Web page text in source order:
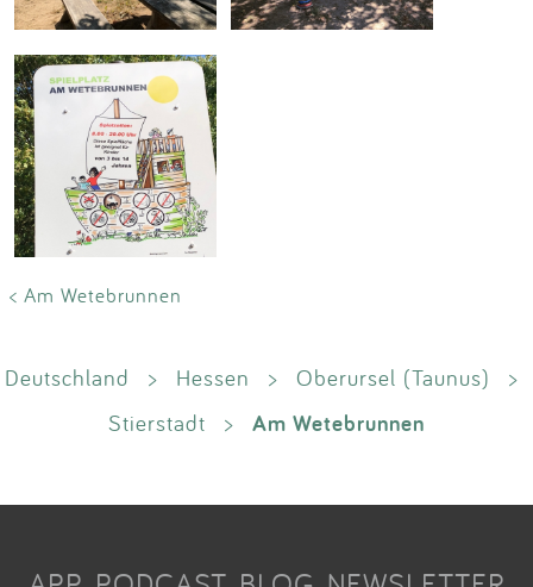
< Am Wetebrunnen
Deutschland > Hessen > Oberursel (Taunus)
>
Stierstadt
> Am Wetebrunnen